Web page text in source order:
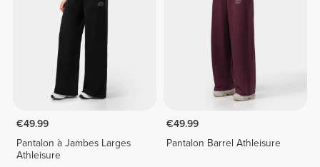
€49.99
Pantalon à Jambes Larges
Athleisure
€49.99
Pantalon Barrel Athleisure